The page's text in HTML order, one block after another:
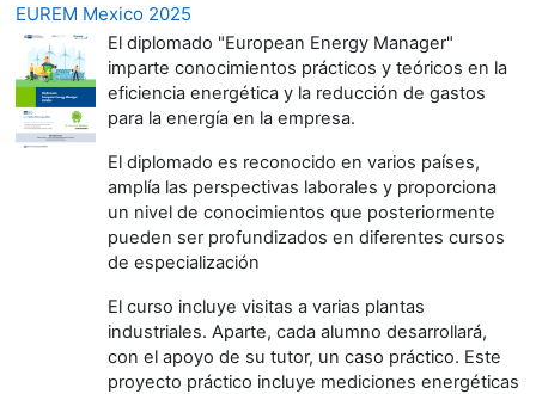
EUREM Mexico 2025
El diplomado "European Energy Manager"
imparte conocimientos prácticos y teóricos en la
eficiencia energética y la reducción de gastos
para la energía en la empresa.
El diplomado es reconocido en varios países,
amplía las perspectivas laborales y proporciona
un nivel de conocimientos que posteriormente
pueden ser profundizados en diferentes cursos
de especialización
El curso incluye visitas a varias plantas
industriales. Aparte, cada alumno desarrollará,
con el apoyo de su tutor, un caso práctico. Este
proyecto práctico incluye mediciones energéticas